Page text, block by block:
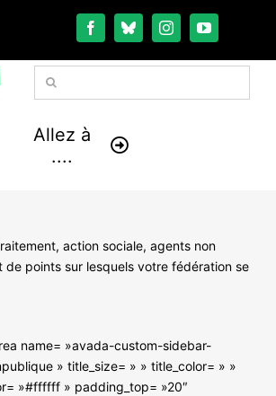
Rechercher:
Allez à
....
action sociale, agents non
points sur lesquels votre fédération se
name= »avada-custom-sidebar-
» title_size= » » title_color= » »
»#ffffff » padding_top= »20″